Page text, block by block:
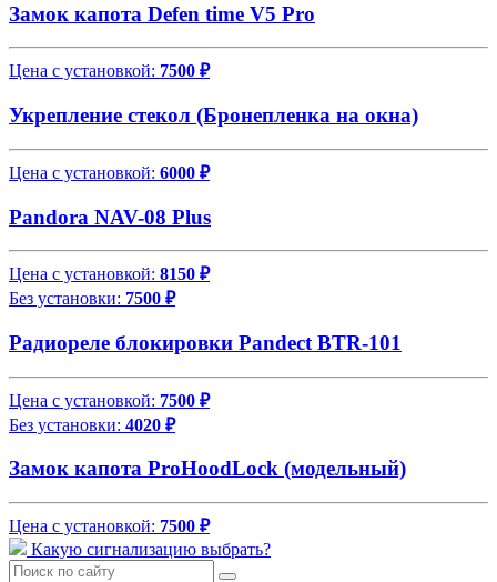
Замок капота Defen time V5 Pro
Цена с установкой: 7500 ₽
Укрепление стекол (Бронепленка на окна)
Цена с установкой: 6000 ₽
Pandora NAV-08 Plus
Цена с установкой: 8150 ₽
Без установки: 7500 ₽
Радиореле блокировки Pandect BTR-101
Цена с установкой: 7500 ₽
Без установки: 4020 ₽
Замок капота ProHoodLock (модельный)
Цена с установкой: 7500 ₽
Какую сигнализацию выбрать?